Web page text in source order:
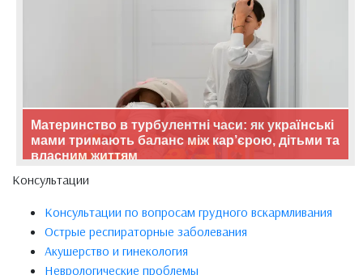
Материнство в турбулентні часи: як українські
мами тримають баланс між кар’єрою, дітьми та
власним життям
Консультации
Консультации по вопросам грудного вскармливания
Острые респираторные заболевания
Акушерство и гинекология
Неврологические проблемы